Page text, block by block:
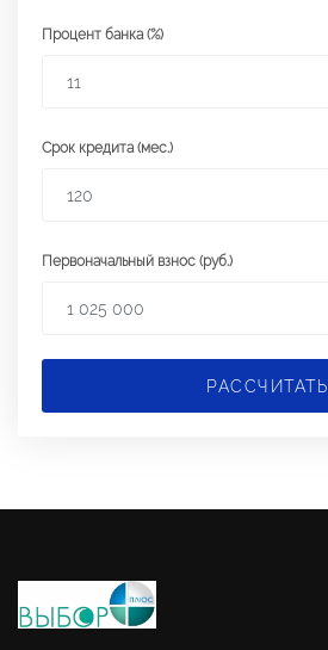
Процент банка (%)
Срок кредита (мес.)
Первоначальный взнос (руб.)
РАССЧИТАТЬ